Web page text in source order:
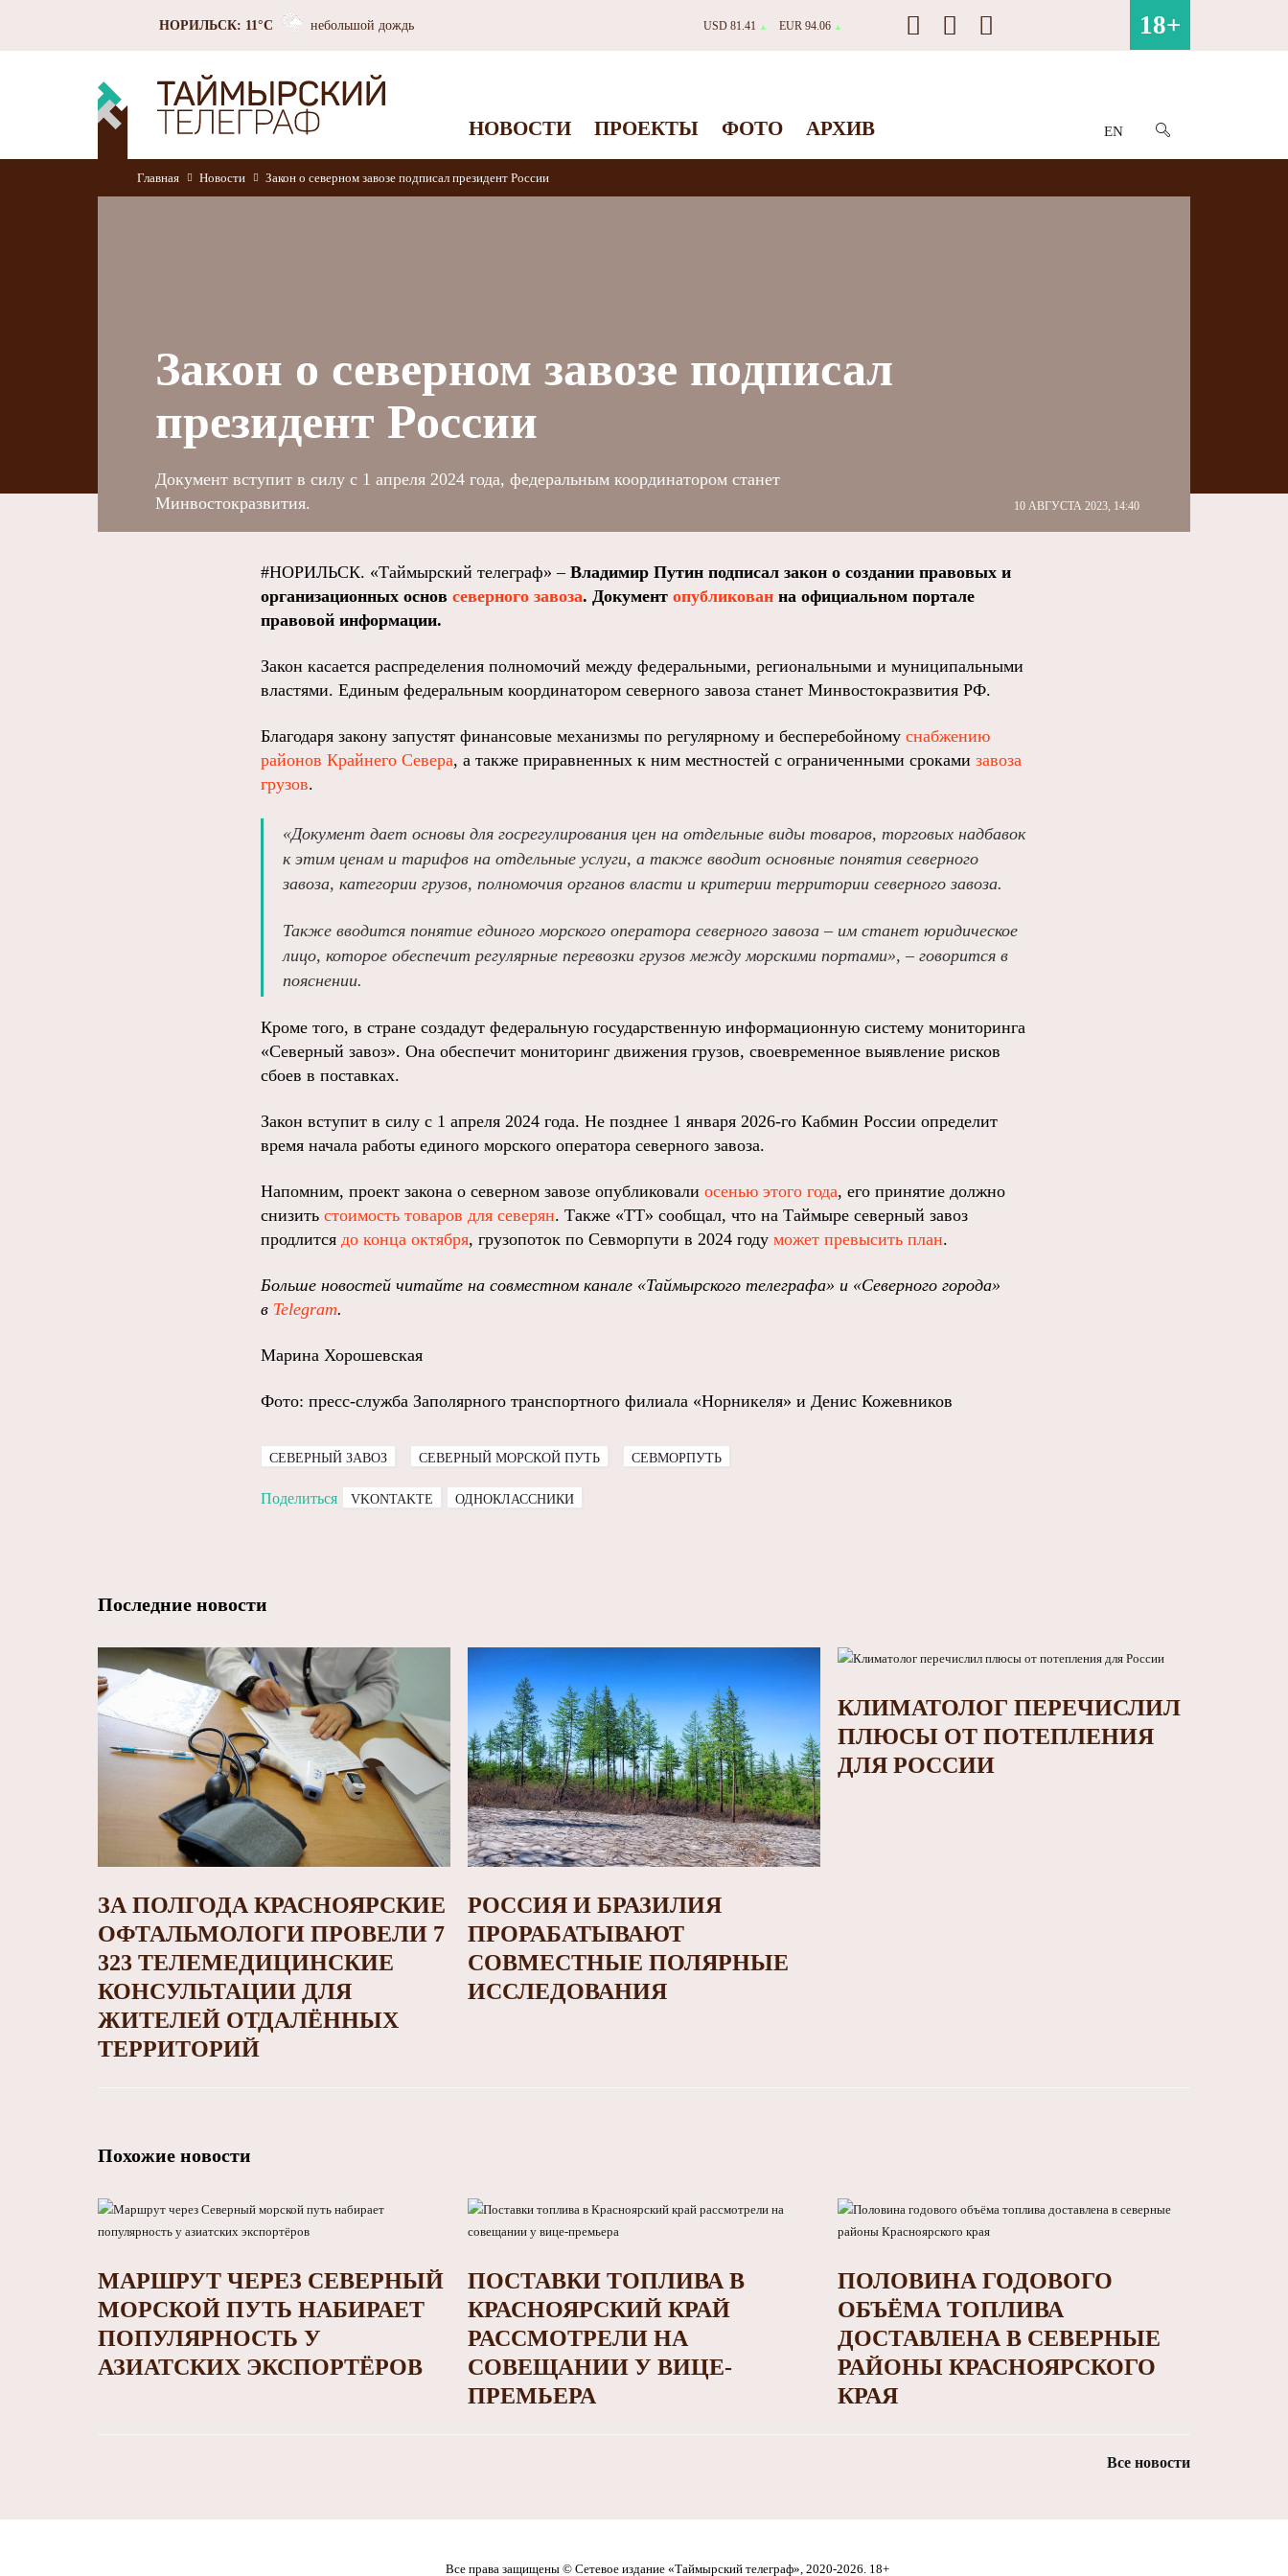
НОРИЛЬСК: 11°C небольшой дождь USD 81.41 ▲ EUR 94.06 ▲ 18+
НОВОСТИ ПРОЕКТЫ ФОТО АРХИВ EN
Главная Новости Закон о северном завозе подписал президент России
Закон о северном завозе подписал
президент России
10 АВГУСТА 2023, 14:40
Документ вступит в силу с 1 апреля 2024 года, федеральным координатором станет
Минвостокразвития.
#НОРИЛЬСК. «Таймырский телеграф» – Владимир Путин подписал закон о создании правовых и
организационных основ северного завоза. Документ опубликован на официальном портале
правовой информации.
Закон касается распределения полномочий между федеральными, региональными и муниципальными
властями. Единым федеральным координатором северного завоза станет Минвостокразвития РФ.
Благодаря закону запустят финансовые механизмы по регулярному и бесперебойному снабжению
районов Крайнего Севера, а также приравненных к ним местностей с ограниченными сроками завоза
грузов.
«Документ дает основы для госрегулирования цен на отдельные виды товаров, торговых надбавок
к этим ценам и тарифов на отдельные услуги, а также вводит основные понятия северного
завоза, категории грузов, полномочия органов власти и критерии территории северного завоза.
Также вводится понятие единого морского оператора северного завоза – им станет юридическое
лицо, которое обеспечит регулярные перевозки грузов между морскими портами», – говорится в
пояснении.
Кроме того, в стране создадут федеральную государственную информационную систему мониторинга
«Северный завоз». Она обеспечит мониторинг движения грузов, своевременное выявление рисков
сбоев в поставках.
Закон вступит в силу с 1 апреля 2024 года. Не позднее 1 января 2026-го Кабмин России определит
время начала работы единого морского оператора северного завоза.
Напомним, проект закона о северном завозе опубликовали осенью этого года, его принятие должно
снизить стоимость товаров для северян. Также «ТТ» сообщал, что на Таймыре северный завоз
продлится до конца октября, грузопоток по Севморпути в 2024 году может превысить план.
Больше новостей читайте на совместном канале «Таймырского телеграфа» и «Северного города»
в Telegram.
Марина Хорошевская
Фото: пресс-служба Заполярного транспортного филиала «Норникеля» и Денис Кожевников
СЕВЕРНЫЙ ЗАВОЗ СЕВЕРНЫЙ МОРСКОЙ ПУТЬ СЕВМОРПУТЬ
Поделиться VKONTAKTE ОДНОКЛАССНИКИ
Последние новости
ЗА ПОЛГОДА КРАСНОЯРСКИЕ
ОФТАЛЬМОЛОГИ ПРОВЕЛИ 7
323 ТЕЛЕМЕДИЦИНСКИЕ
КОНСУЛЬТАЦИИ ДЛЯ
ЖИТЕЛЕЙ ОТДАЛЁННЫХ
ТЕРРИТОРИЙ
РОССИЯ И БРАЗИЛИЯ
ПРОРАБАТЫВАЮТ
СОВМЕСТНЫЕ ПОЛЯРНЫЕ
ИССЛЕДОВАНИЯ
КЛИМАТОЛОГ ПЕРЕЧИСЛИЛ
ПЛЮСЫ ОТ ПОТЕПЛЕНИЯ
ДЛЯ РОССИИ
Похожие новости
МАРШРУТ ЧЕРЕЗ СЕВЕРНЫЙ
МОРСКОЙ ПУТЬ НАБИРАЕТ
ПОПУЛЯРНОСТЬ У
АЗИАТСКИХ ЭКСПОРТЁРОВ
ПОСТАВКИ ТОПЛИВА В
КРАСНОЯРСКИЙ КРАЙ
РАССМОТРЕЛИ НА
СОВЕЩАНИИ У ВИЦЕ-
ПРЕМЬЕРА
ПОЛОВИНА ГОДОВОГО
ОБЪЁМА ТОПЛИВА
ДОСТАВЛЕНА В СЕВЕРНЫЕ
РАЙОНЫ КРАСНОЯРСКОГО
КРАЯ
Все новости
Все права защищены © Сетевое издание «Таймырский телеграф», 2020-2026. 18+